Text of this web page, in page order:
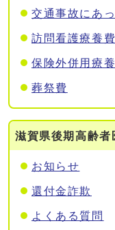
交通事故にあ
訪問看護療養費
保険外併用療
葬祭費
滋賀県後期高齢
お知らせ
還付金詐欺
よくある質問